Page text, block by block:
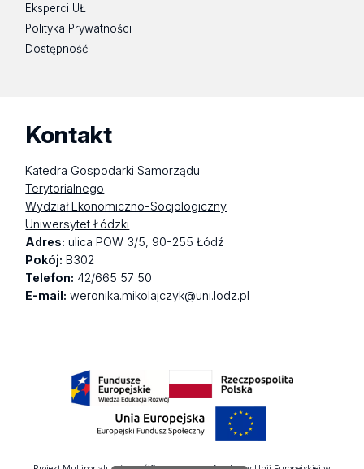
Eksperci UŁ
Polityka Prywatności
Dostępność
Kontakt
Katedra Gospodarki Samorządu
Terytorialnego
Wydział Ekonomiczno-Socjologiczny
Uniwersytet Łódzki
Adres: ulica POW 3/5, 90-255 Łódź
Pokój:B302
Telefon:42/665 57 50
E-mail:weronika.mikolajczyk@uni.lodz.pl